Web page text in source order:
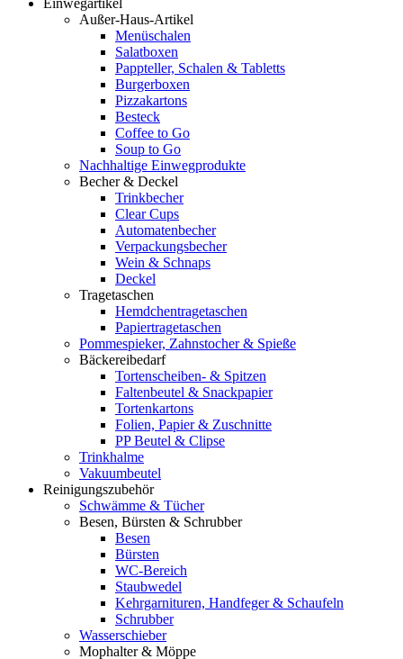
Einwegartikel
Außer-Haus-Artikel
Menüschalen
Salatboxen
Pappteller, Schalen & Tabletts
Burgerboxen
Pizzakartons
Besteck
Coffee to Go
Soup to Go
Nachhaltige Einwegprodukte
Becher & Deckel
Trinkbecher
Clear Cups
Automatenbecher
Verpackungsbecher
Wein & Schnaps
Deckel
Tragetaschen
Hemdchentragetaschen
Papiertragetaschen
Pommespieker, Zahnstocher & Spieße
Bäckereibedarf
Tortenscheiben- & Spitzen
Faltenbeutel & Snackpapier
Tortenkartons
Folien, Papier & Zuschnitte
PP Beutel & Clipse
Trinkhalme
Vakuumbeutel
Reinigungszubehör
Schwämme & Tücher
Besen, Bürsten & Schrubber
Besen
Bürsten
WC-Bereich
Staubwedel
Kehrgarnituren, Handfeger & Schaufeln
Schrubber
Wasserschieber
Mophalter & Möppe